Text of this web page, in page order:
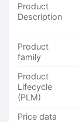
Product
Description
Product
family
Product
Lifecycle
(PLM)
Price data